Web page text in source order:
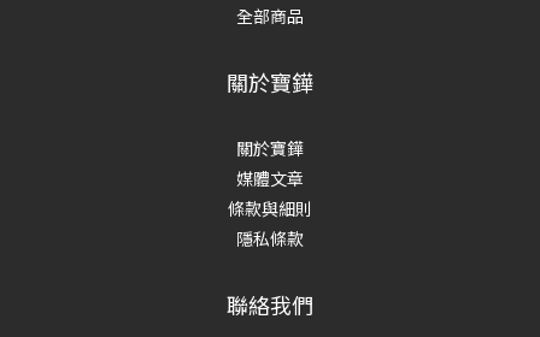
全部商品
關於寶鏵
關於寶鏵
媒體文章
條款與細則
隱私條款
聯絡我們